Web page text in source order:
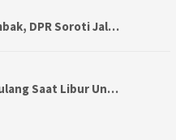
DPR Soroti Jal…
Saat Libur Un…